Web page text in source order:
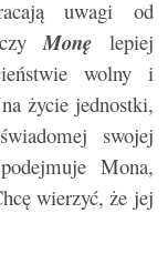
uwagi od
czyMonę
lepiej
wolny i
życie jednostki,
swojej
Mona,
wierzyć, że jej